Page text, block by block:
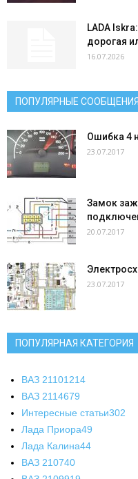
LADA
дорогая
16.07.2026
ПОПУЛЯРНЫЕ СООБЩЕНИЯ
Ошибка 4
23.07.2017
Замок
20.07.2017
23.07.2017
ПОПУЛЯРНАЯ КАТЕГОРИЯ
ВАЗ 21101214
ВАЗ 2114679
Интересные статьи302
Лада Приора49
Лада Калина44
ВАЗ 210740